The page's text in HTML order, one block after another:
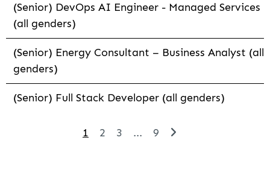
(Senior) DevOps AI Engineer - Managed Services
(all genders)
(Senior) Energy Consultant – Business Analyst (all
genders)
(Senior) Full Stack Developer (all genders)
1 2 3 ... 9